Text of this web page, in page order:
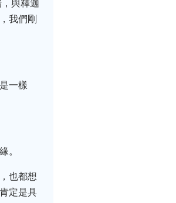
與釋迦
我們剛
一樣
。
也都想
定是具